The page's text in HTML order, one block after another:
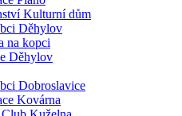
Kulturní dům
Děhylov
na kopci
Děhylov
Dobroslavice
Kovárna